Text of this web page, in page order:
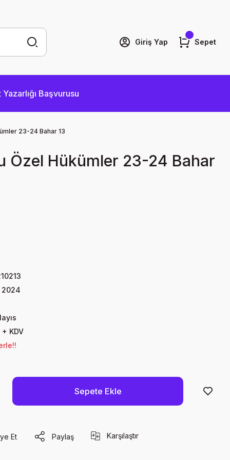
Giriş Yap Sepet
Yazarlığı Başvurusu
23-24 Bahar 13
Özel Hükümler 23-24 Bahar
2024
KDV
Sepete Ekle
Et Paylaş Karşılaştır